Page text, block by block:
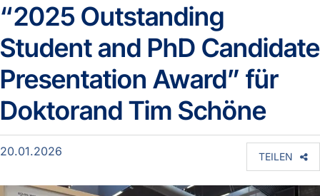
“2025 Outstanding
Student and PhD Candidate
Presentation Award” für
Doktorand Tim Schöne
20.01.2026 TEILEN